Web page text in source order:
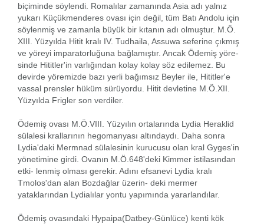
biçiminde söylendi. Romalılar zamanında Asia adı yalnız
yukarı Küçükmenderes ovası için değil, tüm Batı Andolu için
söylenmiş ve zamanla büyük bir kıtanın adı olmuştur. M.Ö.
XIII. Yüzyılda Hitit kralı IV. Tudhaila, Assuwa seferine çıkmış
ve yöreyi imparatorluğuna bağlamıştır. Ancak Ödemiş yöre-
sinde Hititler'in varlığından kolay kolay söz edilemez. Bu
devirde yöremizde bazı yerli bağımsız Beyler ile, Hititler'e
vassal prensler hüküm sürüyordu. Hitit devletine M.Ö.XII.
Yüzyılda Frigler son verdiler.
Ödemiş ovası M.Ö.VIII. Yüzyılın ortalarında Lydia Heraklid
sülalesi krallarının hegomanyası altındaydı. Daha sonra
Lydia'daki Mermnad sülalesinin kurucusu olan kral Gyges'in
yönetimine girdi. Ovanın M.Ö.648'deki Kimmer istilasından
etki- lenmiş olması gerekir. Adını efsanevi Lydia kralı
Tmolos'dan alan Bozdağlar üzerin- deki mermer
yataklarından Lydialılar yontu yapımında yararlandılar.
Ödemiş ovasındaki Hypaipa(Datbey-Günlüce) kenti kök